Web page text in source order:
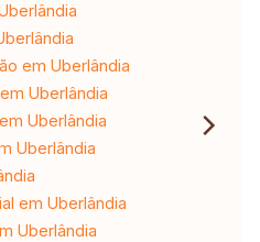
em Uberlândia
Uberlândia
Uberlândia
Uberlândia
em Uberlândia
Uberlândia